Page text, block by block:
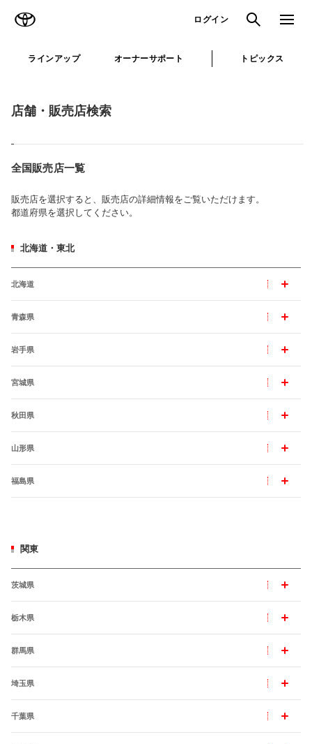
ログイン 検索 メニュ
ラインアップ オーナーサポート トピックス
店舗・販売店検索
全国販売店一覧
販売店を選択すると、販売店の詳細情報をご覧いただけます。
都道府県を選択してください。
北海道・東北
北海道
青森県
岩手県
宮城県
秋田県
山形県
福島県
関東
茨城県
栃木県
群馬県
埼玉県
千葉県